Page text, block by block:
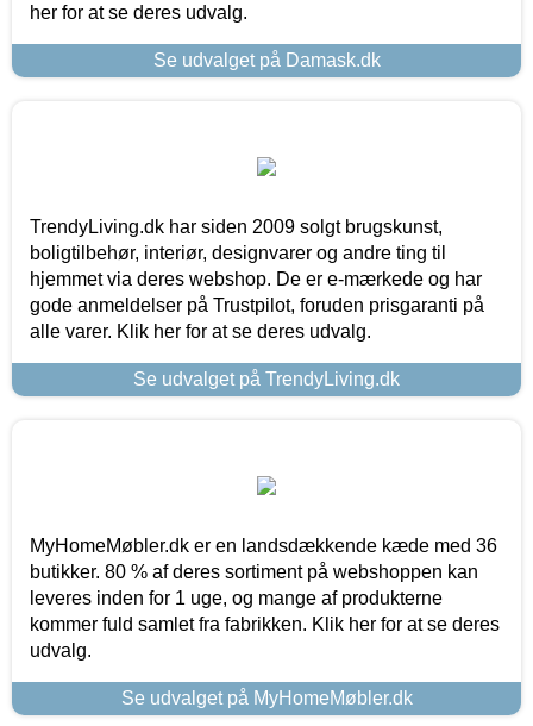
her for at se deres udvalg.
Se udvalget på Damask.dk
TrendyLiving.dk har siden 2009 solgt brugskunst,
boligtilbehør, interiør, designvarer og andre ting til
hjemmet via deres webshop. De er e-mærkede og har
gode anmeldelser på Trustpilot, foruden prisgaranti på
alle varer. Klik her for at se deres udvalg.
Se udvalget på TrendyLiving.dk
MyHomeMøbler.dk er en landsdækkende kæde med 36
butikker. 80 % af deres sortiment på webshoppen kan
leveres inden for 1 uge, og mange af produkterne
kommer fuld samlet fra fabrikken. Klik her for at se deres
udvalg.
Se udvalget på MyHomeMøbler.dk